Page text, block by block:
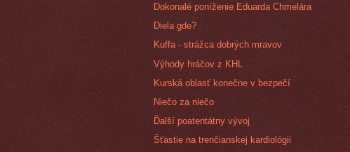
Dokonalé poníženie Eduarda Chmelára
Diela gde?
Kuffa - strážca dobrých mravov
Výhody hráčov z KHL
Kurská oblasť konečne v bezpečí
Niečo za niečo
Ďalší poatentátny vývoj
Šťastie na trenčianskej kardiológii